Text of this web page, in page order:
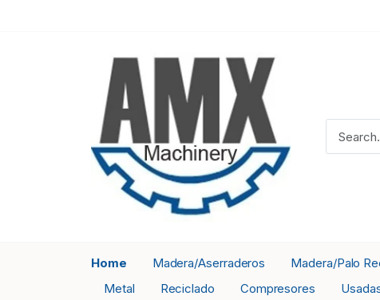
Home Madera/Aserraderos Madera/Palo
Metal
Reciclado Compresores